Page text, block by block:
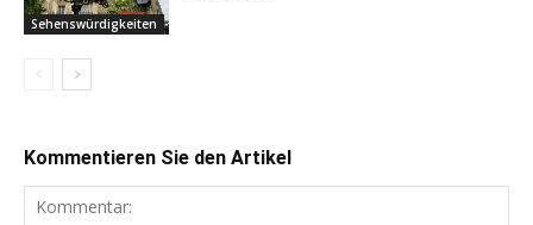
Sehenswürdigkeiten
Kommentieren Sie den Artikel